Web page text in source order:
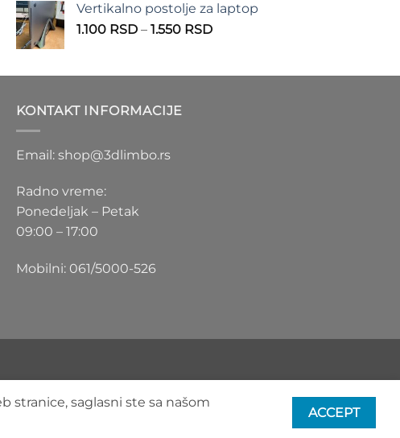
935 RSD
do
Vertikalno postolje za laptop
1.100 RSD – 1.550 RSDRaspon
1.100 RSD
KONTAKT INFORMACIJE
Email: shop@3dlimbo.rs
Radno vreme:
Ponedeljak – Petak
09:00 – 17:00
Mobilni: 061/5000-526
stranice, saglasni ste sa našom
ACCEPT